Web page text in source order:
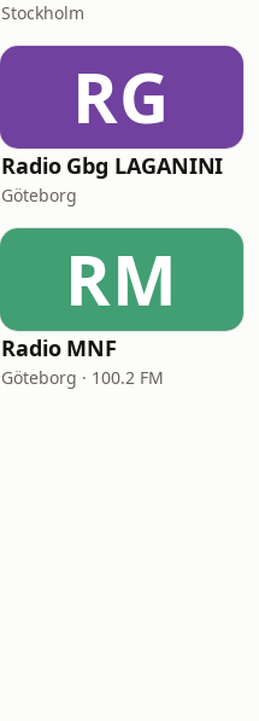
Stockholm
RG
Radio Gbg LAGANINI
Göteborg
RM
Radio MNF
Göteborg · 100.2 FM